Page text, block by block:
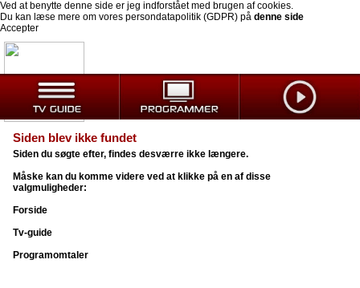
Ved at benytte denne side er jeg indforstået med brugen af cookies.
Du kan læse mere om vores persondatapolitik (GDPR) på denne side
Accepter
Siden blev ikke fundet
Siden du søgte efter, findes desværre ikke længere.
Måske kan du komme videre ved at klikke på en af disse
valgmuligheder:
Forside
Tv-guide
Programomtaler